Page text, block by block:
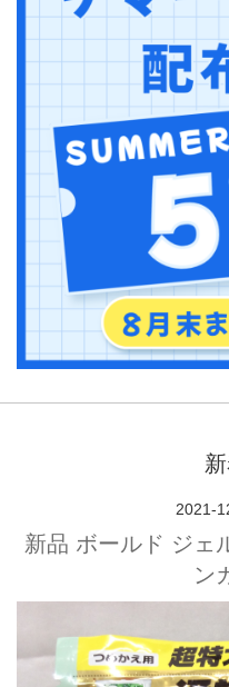
2021-
新品 ボールド ジェ
ン